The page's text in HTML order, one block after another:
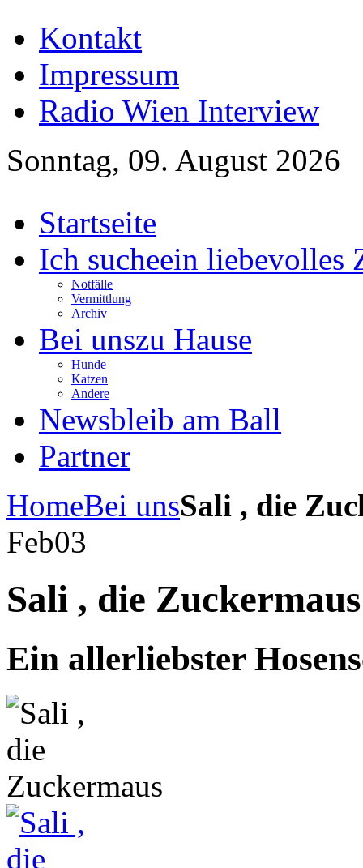
Kontakt
Impressum
Radio Wien Interview
Sonntag, 09. August 2026
Startseite
Ich sucheein liebevolles
Notfälle
Vermittlung
Archiv
Bei unszu Hause
Hunde
Katzen
Andere
Newsbleib am Ball
Partner
HomeBei unsSali , die
Feb03
Sali , die Zuckermaus
Ein allerliebster